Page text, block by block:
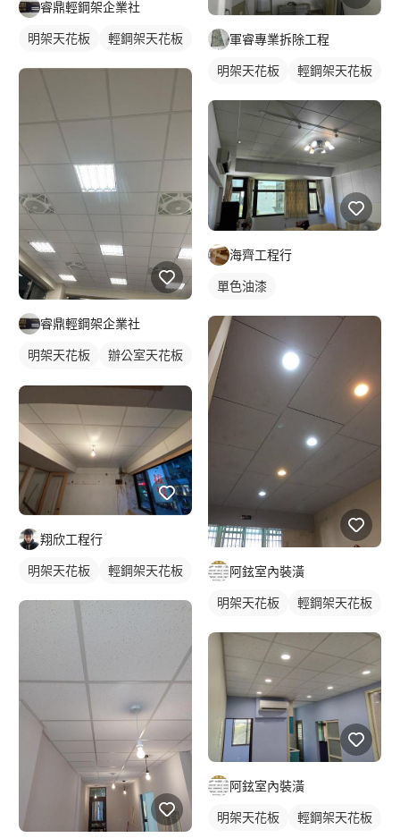
睿鼎輕鋼架企業社
明架天花板 輕鋼架天花板
睿鼎輕鋼架企業社
明架天花板
辦公室天花板
翔欣工程行
明架天花板 輕鋼架天花板
軍睿專業拆除工程
明架天花板 輕鋼架天花板
海齊工程行
單色油漆
阿鉉室內裝潢
明架天花板 輕鋼架天花板
阿鉉室內裝潢
明架天花板 輕鋼架天花板